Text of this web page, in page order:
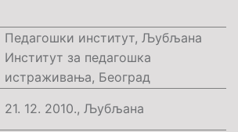
Педагошки институт, Љубљана
Институт за педагошка
истраживања, Београд
21. 12. 2010., Љубљана